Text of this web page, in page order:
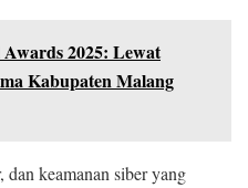
2025: Lewat
Kabupaten Malang
keamanan siber yang